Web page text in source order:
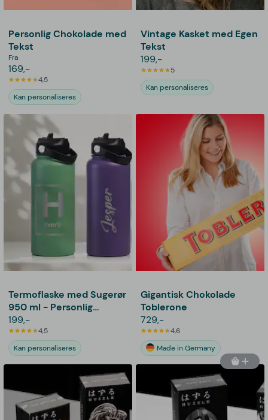
Personlig Chokolade med
Tekst
Fra
169,-
4,5
Kan personaliseres
Vintage Kasket med Egen
Tekst
199,-
5
Kan personaliseres
Termoflaske med Sugerør
950 ml - Personlig
Gravering
199,-
4,5
Kan personaliseres
Gigantisk Chokolade
Toblerone
729,-
4,6
Made in Germany